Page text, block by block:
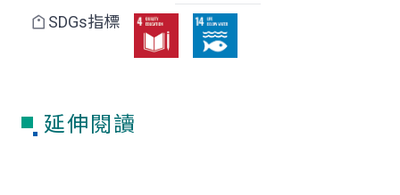
SDGs指標
延伸閱讀